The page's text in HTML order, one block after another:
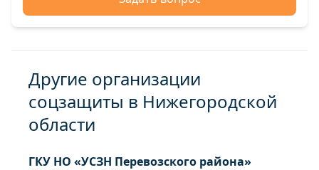
Другие организации
соцзащиты в Нижегородской
области
ГКУ НО «УСЗН Перевозского района»